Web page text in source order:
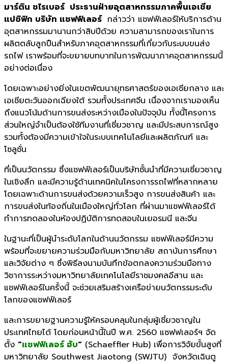
มาร์ติน ชไรเบอร์ ประธานฝ่ายอุตสาหกรรมภาคพื้นเอเชีย
แปซิฟิก บริษัท แชฟฟ์เลอร์ กล่าวว่า แชฟฟ์เลอร์ให้บริการด้าน
อุตสาหกรรมมานานกว่าสิบปีด้วย ความสามารถของเราในการ
ผลิตตลับลูกปืนสำหรับภาคอุตสาหกรรมที่เกี่ยวกับระบบขนส่ง
รถไฟ เราพร้อมที่จะขยายบทบาทในการพัฒนาภาคอุตสาหกรรมนี้
อย่างต่อเนื่อง
โดยเฉพาะอย่างยิ่งในเขตพัฒนายุทธศาสตร์ของเอเชียกลาง และ
เอเชียตะวันออกเฉียงใต้ รวมทั้งประเทศจีน เนื่องจากเรามองเห็น
ถึงแนวโน้มด้านการขนส่งระหว่างเมืองในปัจจุบัน ทั้งนี้โครงการ
ส่วนใหญ่จำเป็นต้องใช้ทีมงานที่เชี่ยวชาญ และมีประสบการณ์สูง
รวมทั้งต้องมีความเข้าใจในระบบเทคโนโลยีและผลิตภัณฑ์ และ
โซลูชั่น
ที่เป็นนวัตกรรม ซึ่งแชฟฟ์เลอร์เป็นบริษัทชั้นนำที่มีความเชี่ยวชาญ
ในเชิงลึก และมีความรู้ด้านเทคนิคในโครงการรถไฟที่หลากหลาย
โดยเฉพาะด้านการขนส่งด้วยความเร็วสูง การขนส่งสินค้า และ
การขนส่งในท้องถิ่นในเมืองใหญ่ทั่วโลก ที่ผ่านมาแชฟฟ์เลอร์ได้
ทำการทดลองในห้องปฏิบัติการทดสอบในเยอรมนี และจีน
ในฐานะที่เป็นผู้นำระดับโลกในด้านนวัตกรรม แชฟฟ์เลอร์มีความ
พร้อมที่จะขยายความร่วมมือกับมหาวิทยาลัย สถาบันการศึกษา
และวิจัยต่าง ๆ ซึ่งพิธีลงนามบันทึกข้อตกลงความร่วมมือทาง
วิชาการระหว่างมหาวิทยาลัยเทคโนโลยีราชมงคลอีสาน และ
แชฟฟ์เลอร์ในครั้งนี้ จะช่วยเสริมสร้างเครือข่ายนวัตกรรมระดับ
โลกของแชฟฟ์เลอร์
และการขยายฐานความรู้ให้ครอบคลุมในกลุ่มผู้เชี่ยวชาญใน
ประเทศไทยได้ โดยก่อนหน้านี้ในปี พ.ศ. 2560 แซฟฟเลอร์ฯ จัด
ตั้ง “แชฟฟ์เลอร์ ฮับ“ (Schaeffler Hub) เพื่อการวิจัยขั้นสูงที่
มหาวิทยาลัย Southwest Jiaotong (SWJTU) จังหวัดเฉินตู